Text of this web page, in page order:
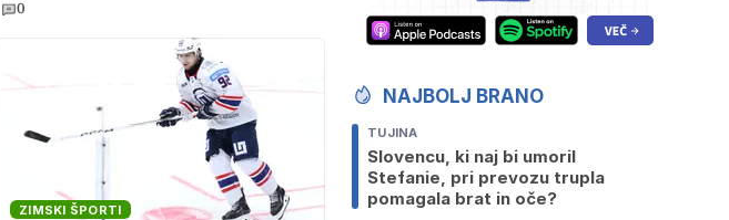
0
ZIMSKI ŠPORTI
NAJBOLJ BRANO
TUJINA
Slovencu, ki naj bi umoril
Stefanie, pri prevozu trupla
pomagala brat in oče?